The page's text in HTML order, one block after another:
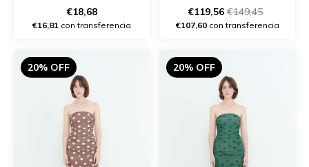
€18,68
€16,81 con transferencia
€119,56 €149,45
€107,60con transferencia
20% OFF 20% OFF